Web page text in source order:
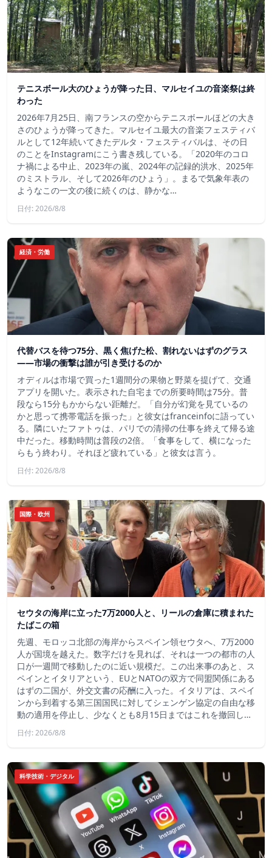
テニスボール大のひょうが降った日、マルセイユの音楽祭は終
わった
2026年7月25日、南フランスの空からテニスボールほどの大き
さのひょうが降ってきた。マルセイユ最大の音楽フェスティバ
ルとして12年続いてきたデルタ・フェスティバルは、その日
のことをInstagramにこう書き残している。「2020年のコロ
ナ禍による中止、2023年の嵐、2024年の記録的洪水、2025年
のミストラル、そして2026年のひょう」。まるで気象年表の
ようなこの一文の後に続くのは、静かな…
日付: 2026/8/8
経済・労働
代替バスを待つ75分、黒く焦げた松、割れないはずのグラス
——市場の衝撃は誰が引き受けるのか
オディルは市場で買った1週間分の果物と野菜を提げて、交通
アプリを開いた。表示された自宅までの所要時間は75分。普
段なら15分もかからない距離だ。「自分が幻覚を見ているの
かと思って携帯電話を振った」と彼女はfranceinfoに語ってい
る。隣にいたファトゥは、パリでの清掃の仕事を終えて帰る途
中だった。移動時間は普段の2倍。「食事をして、横になった
らもう終わり。それほど疲れている」と彼女は言う。
日付: 2026/8/8
国際・欧州
セウタの海岸に立った7万2000人と、リールの倉庫に積まれた
たばこの箱
先週、モロッコ北部の海岸からスペイン領セウタへ、7万2000
人が国境を越えた。数字だけを見れば、それは一つの都市の人
口が一週間で移動したのに近い規模だ。この出来事のあと、ス
ペインとイタリアという、EUとNATOの双方で同盟関係にある
はずの二国が、外交文書の応酬に入った。イタリアは、スペイ
ンから到着する第三国国民に対してシェンゲン協定の自由な移
動の適用を停止し、少なくとも8月15日まではこれを撤回し…
日付: 2026/8/8
科学技術・デジタル